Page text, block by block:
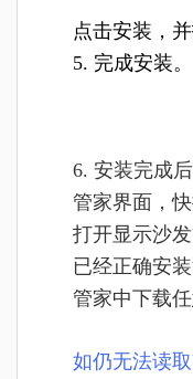
点击安装，
5. 完成安装。
6. 安装完成
管家界面，
打开显示沙
已经正确安
管家中下载
如仍无法读